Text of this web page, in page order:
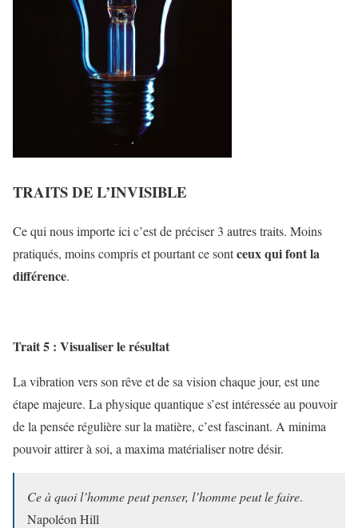
TRAITS DE L’INVISIBLE
Ce qui nous importe ici c’est de préciser 3 autres traits. Moins
pratiqués, moins compris et pourtant ce sontceux qui font la
différence.
Trait 5 : Visualiser le résultat
La vibration vers son rêve et de sa vision chaque jour, est une
étape majeure. La physique quantique s’est intéressée au pouvoir
de la pensée régulière sur la matière, c’est fascinant. A minima
pouvoir attirer à soi, a maxima matérialiser notre désir.
Ce à quoi l’homme peut penser, l’homme peut le faire.
Napoléon Hill